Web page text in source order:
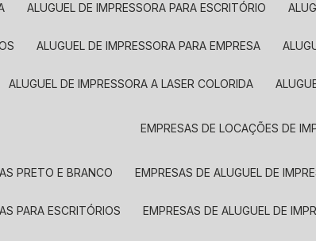
ALUGUEL DE IMPRESSORA PARA ESCRITÓRIO
ALUGUEL DE IMPRESSORA PARA EMPRESA
ALUGUEL DE IMPRESSORA A LASER COLORIDA
EMPRESAS DE LOCAÇÕES DE
PRETO E BRANCO EMPRESAS DE ALUGUEL DE
PARA ESCRITÓRIOS EMPRESAS DE ALUGUEL DE